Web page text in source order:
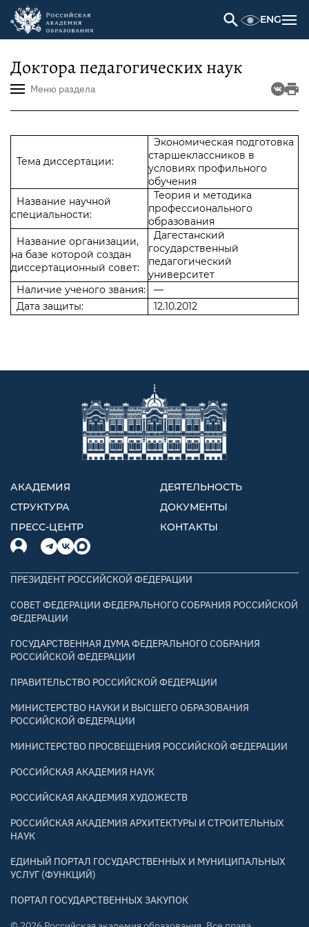
ENG
Доктора педагогических наук
Меню раздела
Тема диссертации:
Экономическая подготовка
старшеклассников в
условиях профильного
обучения
Название научной
специальности:
Теория и методика
профессионального
образования
Название организации,
на базе которой создан
диссертационный совет:
Дагестанский
государственный
педагогический
университет
Наличие ученого звания:
—
Дата защиты:
12.10.2012
АКАДЕМИЯ
ДЕЯТЕЛЬНОСТЬ
СТРУКТУРА
ДОКУМЕНТЫ
ПРЕСС-ЦЕНТР
КОНТАКТЫ
ПРЕЗИДЕНТ РОССИЙСКОЙ ФЕДЕРАЦИИ
СОВЕТ ФЕДЕРАЦИИ ФЕДЕРАЛЬНОГО СОБРАНИЯ РОССИЙСКОЙ
ФЕДЕРАЦИИ
ГОСУДАРСТВЕННАЯ ДУМА ФЕДЕРАЛЬНОГО СОБРАНИЯ
РОССИЙСКОЙ ФЕДЕРАЦИИ
ПРАВИТЕЛЬСТВО РОССИЙСКОЙ ФЕДЕРАЦИИ
МИНИСТЕРСТВО НАУКИ И ВЫСШЕГО ОБРАЗОВАНИЯ
РОССИЙСКОЙ ФЕДЕРАЦИИ
МИНИСТЕРСТВО ПРОСВЕЩЕНИЯ РОССИЙСКОЙ ФЕДЕРАЦИИ
РОССИЙСКАЯ АКАДЕМИЯ НАУК
РОССИЙСКАЯ АКАДЕМИЯ ХУДОЖЕСТВ
РОССИЙСКАЯ АКАДЕМИЯ АРХИТЕКТУРЫ И СТРОИТЕЛЬНЫХ
НАУК
ЕДИНЫЙ ПОРТАЛ ГОСУДАРСТВЕННЫХ И МУНИЦИПАЛЬНЫХ
УСЛУГ (ФУНКЦИЙ)
ПОРТАЛ ГОСУДАРСТВЕННЫХ ЗАКУПОК